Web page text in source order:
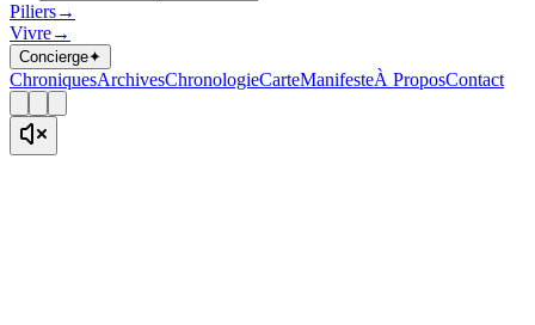
Piliers→
Vivre→
Concierge✦
ChroniquesArchivesChronologieCarteManifesteÀ ProposContact